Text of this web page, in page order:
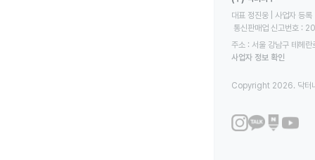
대표 정진웅 | 사업자
통신판매업 신고번호
주소 : 서울 강남구 테헤
사업자 정보 확인
Copyright 2026. 닥터